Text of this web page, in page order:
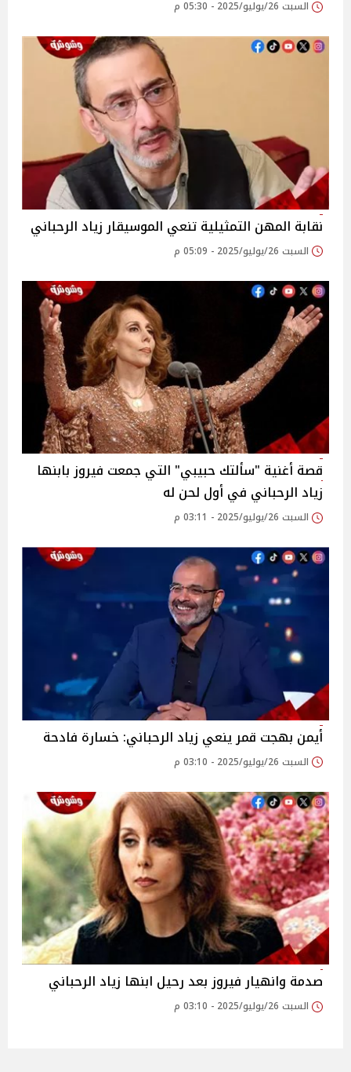
السبت 26/يوليو/2025 - 05:30 م
نقابة المهن التمثيلية تنعي الموسيقار زياد الرحباني‎
السبت 26/يوليو/2025 - 05:09 م
قصة أغنية "سألتك حبيبي" التي جمعت فيروز بابنها
زياد الرحباني في أول لحن له‎
السبت 26/يوليو/2025 - 03:11 م
أيمن بهجت قمر ينعي زياد الرحباني: خسارة فادحة
السبت 26/يوليو/2025 - 03:10 م
صدمة وانهيار فيروز بعد رحيل ابنها زياد الرحباني
السبت 26/يوليو/2025 - 03:10 م